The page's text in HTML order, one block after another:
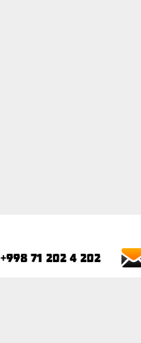
+998 71 202 4 202